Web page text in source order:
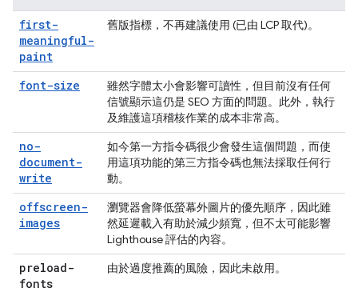
first-
meaningful-
paint
舊版指標，不再建議使用 (已由 LCP 取代)。
font-size
雖然字體太小會影響可讀性，但目前沒有任何
信號顯示這仍是 SEO 方面的問題。此外，執行
及維護這項稽核作業的成本非常高。
no-
document-
write
如今第一方指令碼很少會發生這個問題，而使
用這項功能的第三方指令碼也無法採取任何行
動。
offscreen-
images
瀏覽器會降低螢幕外圖片的優先順序，因此雖
然延遲載入有助於減少頻寬，但不太可能影響
Lighthouse 評估的內容。
preload-
fonts
由於過度推薦的風險，因此未啟用。